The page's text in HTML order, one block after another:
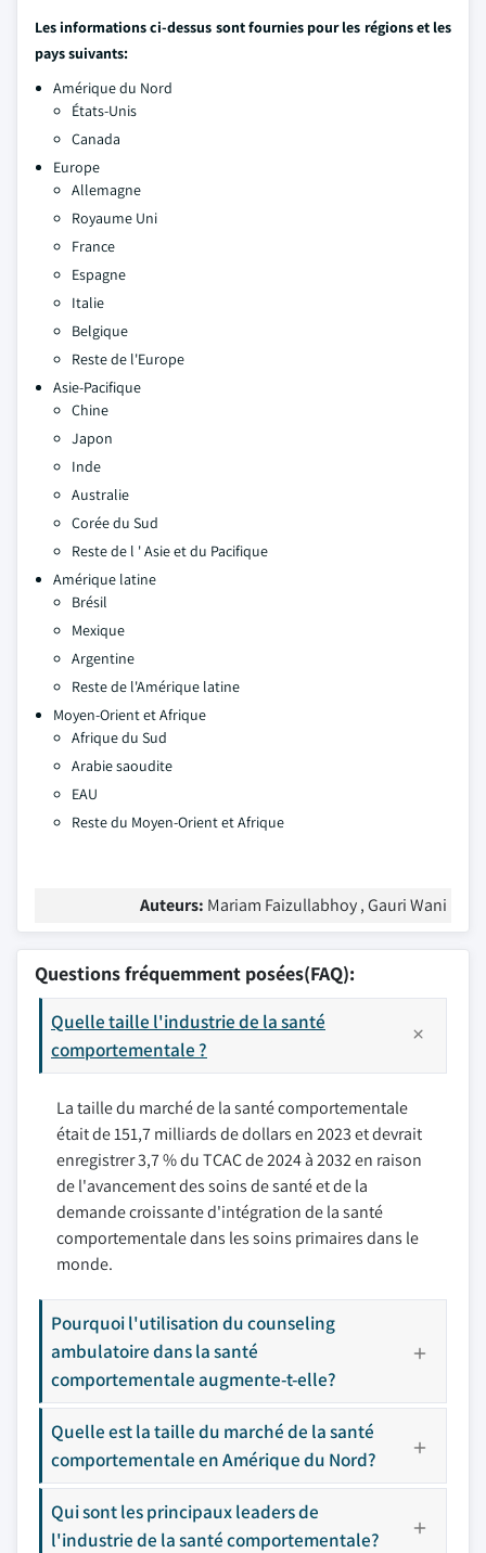
Les informations ci-dessus sont fournies pour les régions et les
pays suivants:
Amérique du Nord
États-Unis
Canada
Europe
Allemagne
Royaume Uni
France
Espagne
Italie
Belgique
Reste de l'Europe
Asie-Pacifique
Chine
Japon
Inde
Australie
Corée du Sud
Reste de l ' Asie et du Pacifique
Amérique latine
Brésil
Mexique
Argentine
Reste de l'Amérique latine
Moyen-Orient et Afrique
Afrique du Sud
Arabie saoudite
EAU
Reste du Moyen-Orient et Afrique
Auteurs: Mariam Faizullabhoy , Gauri Wani
Questions fréquemment posées(FAQ):
Quelle taille l'industrie de la santé
comportementale ?
La taille du marché de la santé comportementale
était de 151,7 milliards de dollars en 2023 et devrait
enregistrer 3,7 % du TCAC de 2024 à 2032 en raison
de l'avancement des soins de santé et de la
demande croissante d'intégration de la santé
comportementale dans les soins primaires dans le
monde.
Pourquoi l'utilisation du counseling
ambulatoire dans la santé
comportementale augmente-t-elle?
Quelle est la taille du marché de la santé
comportementale en Amérique du Nord?
Qui sont les principaux leaders de
l'industrie de la santé comportementale?